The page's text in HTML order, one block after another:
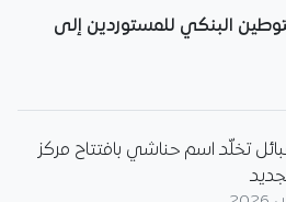
البنكي للمستوردين إلى
تخلّد اسم حناشي بافتتاح مركز